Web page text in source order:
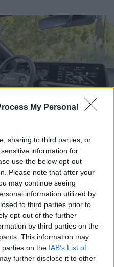
My Personal
sharing to third parties, or
information for
use the below opt-out
Please note that after your
may continue seeing
information utilized by
to third parties prior to
opt-out of the further
by third parties on the
This information may
parties on the IAB’s List of
further disclose it to other
από πολλούς ένα από τα
της αγοράς.
γρήγορη φόρτιση
78 στο J.D.
αποδεικνύουν τη